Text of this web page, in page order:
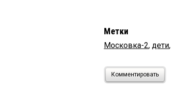
Метки
Московка-2, дети,
Комментировать